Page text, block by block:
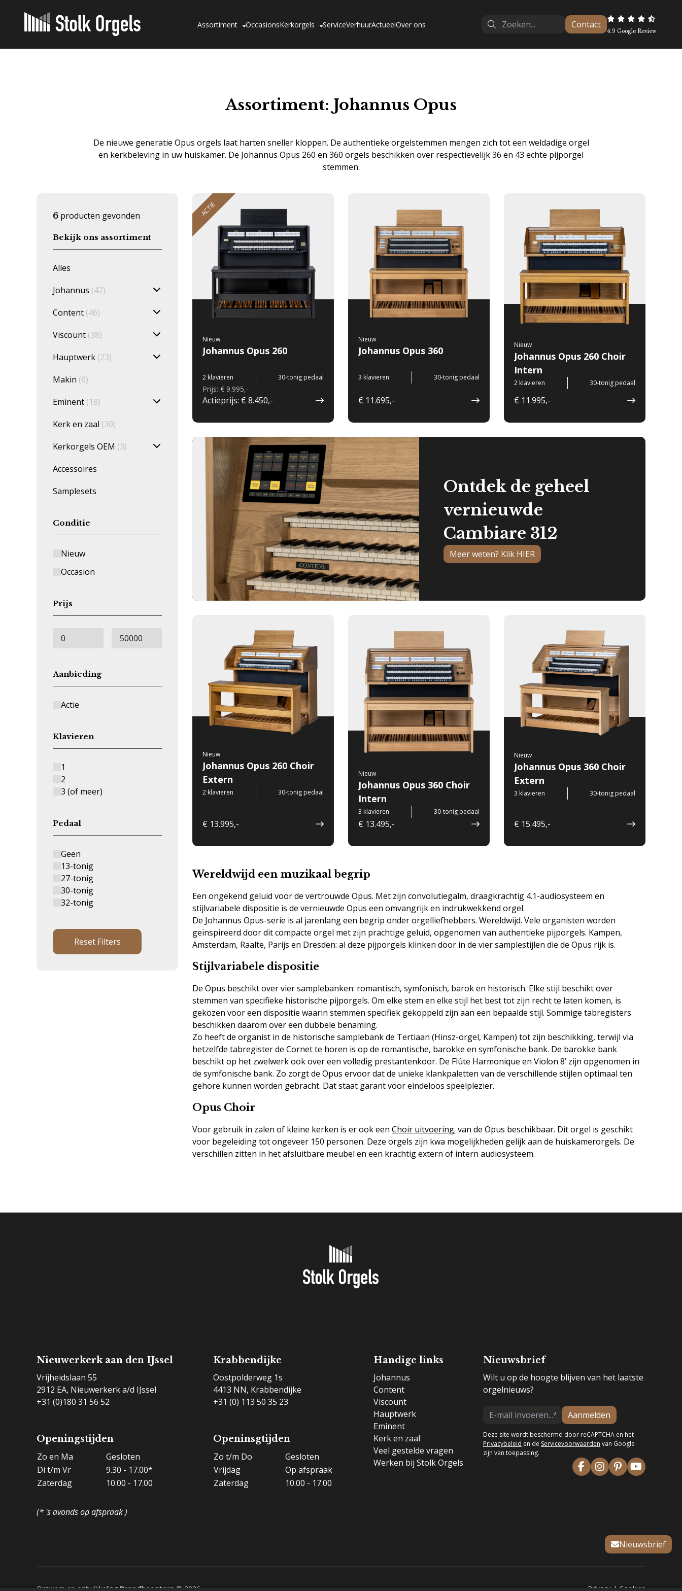
Assortiment OccasionsKerkorgels ServiceVerhuurActueelOver ons Contact
4.9 Google Review
Assortiment: Johannus Opus
De nieuwe generatie Opus orgels laat harten sneller kloppen. De authentieke orgelstemmen mengen zich tot een weldadige orgel
en kerkbeleving in uw huiskamer. De Johannus Opus 260 en 360 orgels beschikken over respectievelijk 36 en 43 echte pijporgel
stemmen.
6 producten gevonden
Bekijk ons assortiment
Alles
Johannus (42)
Content (46)
Viscount (38)
Hauptwerk (23)
Makin (6)
Eminent (18)
Kerk en zaal (30)
Kerkorgels OEM (3)
Accessoires
Samplesets
Conditie
Nieuw
Occasion
Prijs
Aanbieding
Actie
Klavieren
1
2
3 (of meer)
Pedaal
Geen
13-tonig
27-tonig
30-tonig
32-tonig
Reset Filters
ACTIE
Nieuw
Johannus Opus 260
2 klavieren 30-tonig pedaal
Prijs: € 9.995,-
Actieprijs: € 8.450,-
Nieuw
Johannus Opus 360
3 klavieren 30-tonig pedaal
€ 11.695,-
Nieuw
Johannus Opus 260 Choir
Intern
2 klavieren 30-tonig pedaal
€ 11.995,-
Ontdek de geheel
vernieuwde
Cambiare 312
Meer weten? Klik HIER
Nieuw
Johannus Opus 260 Choir
Extern
2 klavieren 30-tonig pedaal
€ 13.995,-
Nieuw
Johannus Opus 360 Choir
Intern
3 klavieren 30-tonig pedaal
€ 13.495,-
Nieuw
Johannus Opus 360 Choir
Extern
3 klavieren 30-tonig pedaal
€ 15.495,-
Wereldwijd een muzikaal begrip
Een ongekend geluid voor de vertrouwde Opus. Met zijn convolutiegalm, draagkrachtig 4.1-audiosysteem en
stijlvariabele dispositie is de vernieuwde Opus een omvangrijk en indrukwekkend orgel.
De Johannus Opus-serie is al jarenlang een begrip onder orgelliefhebbers. Wereldwijd. Vele organisten worden
geïnspireerd door dit compacte orgel met zijn prachtige geluid, opgenomen van authentieke pijporgels. Kampen,
Amsterdam, Raalte, Parijs en Dresden: al deze pijporgels klinken door in de vier samplestijlen die de Opus rijk is.
Stijlvariabele dispositie
De Opus beschikt over vier samplebanken: romantisch, symfonisch, barok en historisch. Elke stijl beschikt over
stemmen van specifieke historische pijporgels. Om elke stem en elke stijl het best tot zijn recht te laten komen, is
gekozen voor een dispositie waarin stemmen specifiek gekoppeld zijn aan een bepaalde stijl. Sommige tabregisters
beschikken daarom over een dubbele benaming.
Zo heeft de organist in de historische samplebank de Tertiaan (Hinsz-orgel, Kampen) tot zijn beschikking, terwijl via
hetzelfde tabregister de Cornet te horen is op de romantische, barokke en symfonische bank. De barokke bank
beschikt op het zwelwerk ook over een volledig prestantenkoor. De Flûte Harmonique en Violon 8’ zijn opgenomen in
de symfonische bank. Zo zorgt de Opus ervoor dat de unieke klankpaletten van de verschillende stijlen optimaal ten
gehore kunnen worden gebracht. Dat staat garant voor eindeloos speelplezier.
Opus Choir
Voor gebruik in zalen of kleine kerken is er ook een Choir uitvoering. van de Opus beschikbaar. Dit orgel is geschikt
voor begeleiding tot ongeveer 150 personen. Deze orgels zijn kwa mogelijkheden gelijk aan de huiskamerorgels. De
verschillen zitten in het afsluitbare meubel en een krachtig extern of intern audiosysteem.
Nieuwerkerk aan den IJssel
Vrijheidslaan 55
2912 EA, Nieuwerkerk a/d IJssel
+31 (0)180 31 56 52
Openingstijden
Zo en Ma
Gesloten
Di t/m Vr
9.30 - 17.00*
Zaterdag
10.00 - 17.00
(* 's avonds op afspraak )
Krabbendijke
Oostpolderweg 1s
4413 NN, Krabbendijke
+31 (0) 113 50 35 23
Openinsgtijden
Zo t/m Do
Gesloten
Vrijdag
Op afspraak
Zaterdag
10.00 - 17.00
Handige links
Johannus
Content
Viscount
Hauptwerk
Eminent
Kerk en zaal
Veel gestelde vragen
Werken bij Stolk Orgels
Nieuwsbrief
Wilt u op de hoogte blijven van het laatste
orgelnieuws?
Aanmelden
Deze site wordt beschermd door reCAPTCHA en het
Privacybeleid en de Servicevoorwaarden van Google
zijn van toepassing.
Ontwerp en ontwikkeling Brandboosters © 2026 Privacy | Cookies
Nieuwsbrief